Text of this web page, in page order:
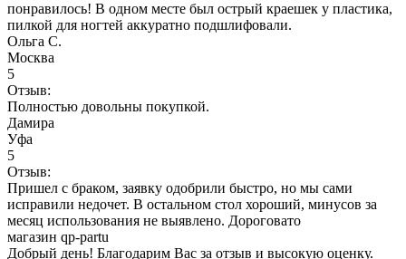
понравилось! В одном месте был острый краешек у пластика,
пилкой для ногтей аккуратно подшлифовали.
Ольга С.
Москва
5
Отзыв:
Полностью довольны покупкой.
Дамира
Уфа
5
Отзыв:
Пришел с браком, заявку одобрили быстро, но мы сами
исправили недочет. В остальном стол хороший, минусов за
месяц использования не выявлено. Дороговато
магазин qp-partu
Добрый день! Благодарим Вас за отзыв и высокую оценку.